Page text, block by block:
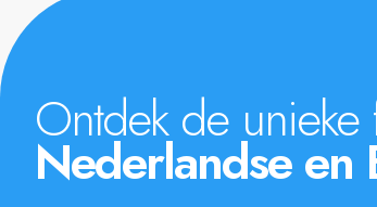
Ontdek de unieke
Nederlandse en